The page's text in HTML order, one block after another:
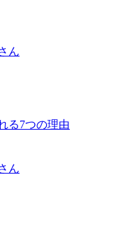
ん
る7つの理由
ん